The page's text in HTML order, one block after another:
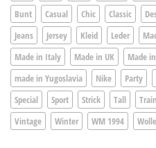
Bunt
Casual Chic Classic
Jeans
Jersey Kleid Leder
Made in Italy
Made in UK Made
made in Yugoslavia
Nike Party
Special
Sport Strick Tall
Vintage
Winter WM 1994 Wolle